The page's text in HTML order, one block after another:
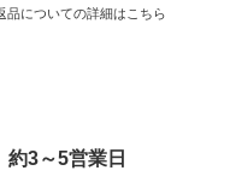
品についての詳細はこちら
約3～5営業日